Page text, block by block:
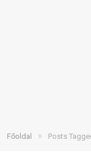
Főoldal » Posts